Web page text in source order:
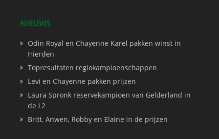
NIEUWS
Odin Royal en Chayenne Karel pakken winst in
Hierden
Topresultaten regiokampioenschappen
Levi en Chayenne pakken prijzen
Laura Spronk reservekampioen van Gelderland in
de L2
Britt, Anwen, Robby en Elaine in de prijzen